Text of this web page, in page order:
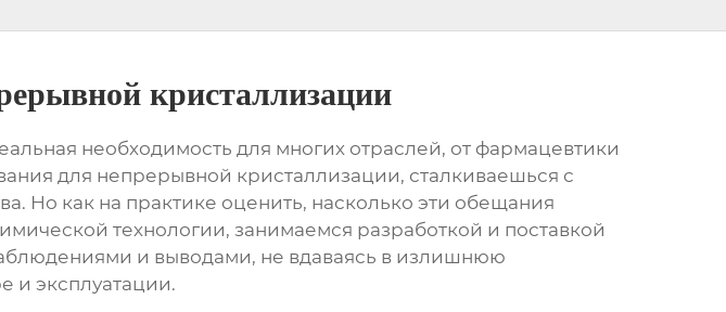
кристаллизации
необходимость для многих отраслей, от фармацевтики
для непрерывной кристаллизации, сталкиваешься с
Но как на практике оценить, насколько эти обещания
технологии, занимаемся разработкой и поставкой
и выводами, не вдаваясь в излишнюю
и эксплуатации.